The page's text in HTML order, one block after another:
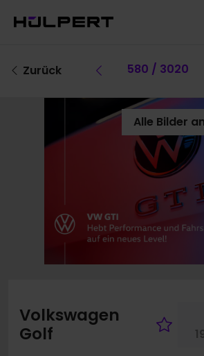
Zurück Vorheriges
580 / 3020
Alle Bilder
Volkswagen
Golf